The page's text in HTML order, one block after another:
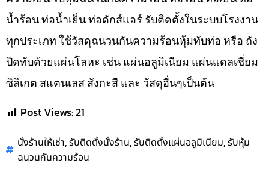
น้ำร้อน ท่อน้ำเย็น ท่อดักส์แอร์ รับติดตั้งในระบบโรงงาน
ทุกประเภท ใช้วัสดุฉนวนกันความร้อนหุ้มทับท่อ หรือ ถัง
ปิดทับด้วยแผ่นโลหะ เช่น แผ่นอลูมิเนียม แผ่นแดลเซี่ยม
ซิลิเกต สแตนเลส สังกะสี และ วัสดุอื่นๆเป็นต้น
Post Views:21
นั่งร้านให้เช่า,รับติดตั้งนั่งร้าน,รับติดตั้งแผ่นอลูมิเนียม,รับหุ้ม
ฉนวนกันความร้อน